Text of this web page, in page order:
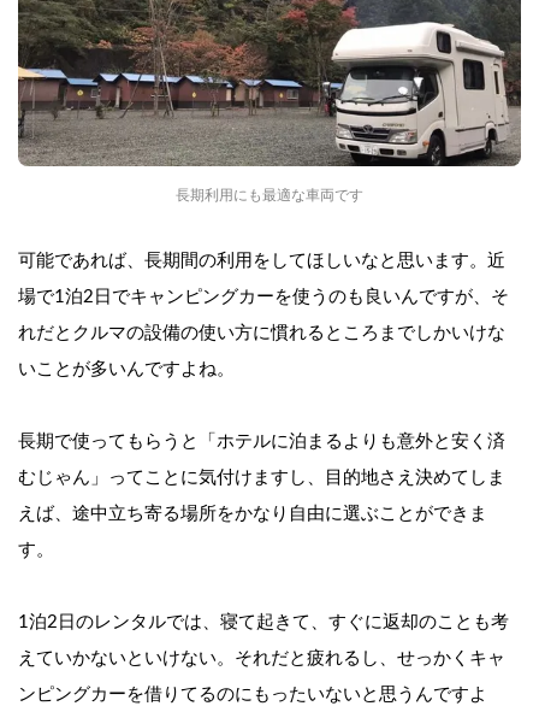
長期利用にも最適な車両です
可能であれば、長期間の利用をしてほしいなと思います。近
場で1泊2日でキャンピングカーを使うのも良いんですが、そ
れだとクルマの設備の使い方に慣れるところまでしかいけな
いことが多いんですよね。
長期で使ってもらうと「ホテルに泊まるよりも意外と安く済
むじゃん」ってことに気付けますし、目的地さえ決めてしま
えば、途中立ち寄る場所をかなり自由に選ぶことができま
す。
1泊2日のレンタルでは、寝て起きて、すぐに返却のことも考
えていかないといけない。それだと疲れるし、せっかくキャ
ンピングカーを借りてるのにもったいないと思うんですよ